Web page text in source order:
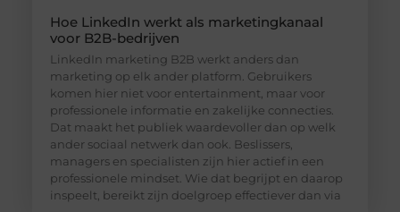
Hoe LinkedIn werkt als marketingkanaal
voor B2B-bedrijven
LinkedIn marketing B2B werkt anders dan
marketing op elk ander platform. Gebruikers
komen hier niet voor entertainment, maar voor
professionele informatie en zakelijke connecties.
Dat maakt het publiek waardevoller dan op welk
ander sociaal netwerk dan ook. Beslissers,
managers en specialisten zijn hier actief in een
professionele mindset. Wie dat begrijpt en daarop
inspeelt, bereikt zijn doelgroep effectiever dan via